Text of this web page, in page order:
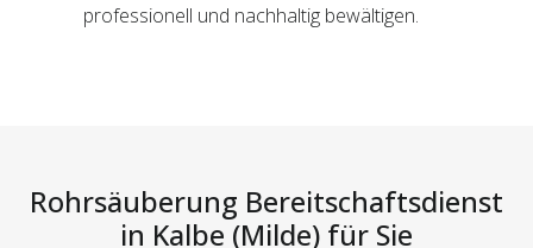
professionell und nachhaltig bewältigen.
Rohrsäuberung Bereitschaftsdienst
in Kalbe (Milde) für Sie